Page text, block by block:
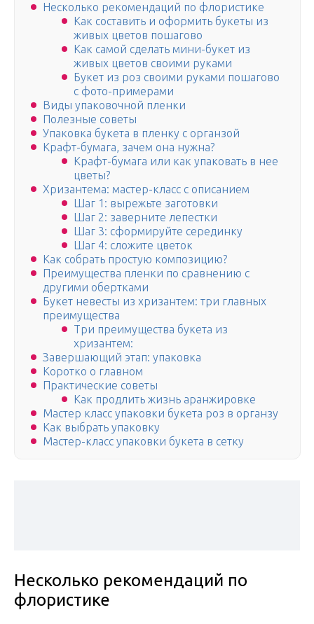
Несколько рекомендаций по флористике
Как составить и оформить букеты из
живых цветов пошагово
Как самой сделать мини-букет из
живых цветов своими руками
Букет из роз своими руками пошагово
с фото-примерами
Виды упаковочной пленки
Полезные советы
Упаковка букета в пленку с органзой
Крафт-бумага, зачем она нужна?
Крафт-бумага или как упаковать в нее
цветы?
Хризантема: мастер-класс с описанием
Шаг 1: вырежьте заготовки
Шаг 2: заверните лепестки
Шаг 3: сформируйте серединку
Шаг 4: сложите цветок
Как собрать простую композицию?
Преимущества пленки по сравнению с
другими обертками
Букет невесты из хризантем: три главных
преимущества
Три преимущества букета из
хризантем:
Завершающий этап: упаковка
Коротко о главном
Практические советы
Как продлить жизнь аранжировке
Мастер класс упаковки букета роз в органзу
Как выбрать упаковку
Мастер-класс упаковки букета в сетку
Несколько рекомендаций по
флористике